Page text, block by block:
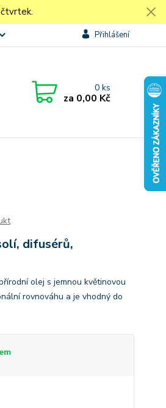
Přihlášení
0ks
za 0,00 Kč
difusérů,
olej s jemnou květinovou
rovnováhu a je vhodný do